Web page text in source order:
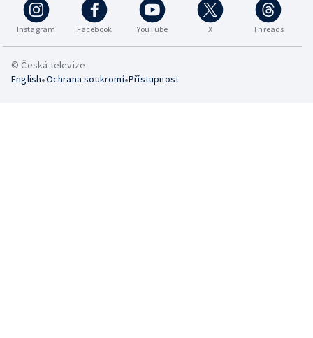
Instagram Facebook YouTube X Threads
© Česká televize
English•Ochrana soukromí•Přístupnost